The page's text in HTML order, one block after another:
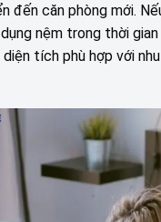
đến căn phòng mới.
nệm trong thời gian
tích phù hợp với